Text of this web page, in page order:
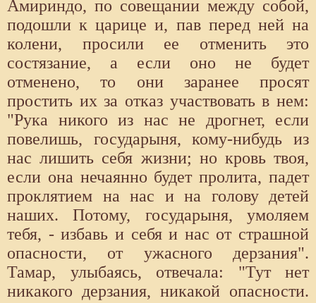
Амириндо, по совещании между собой,
подошли к царице и, пав перед ней на
колени, просили ее отменить это
состязание, а если оно не будет
отменено, то они заранее просят
простить их за отказ участвовать в нем:
"Рука никого из нас не дрогнет, если
повелишь, государыня, кому-нибудь из
нас лишить себя жизни; но кровь твоя,
если она нечаянно будет пролита, падет
проклятием на нас и на голову детей
наших. Потому, государыня, умоляем
тебя, - избавь и себя и нас от страшной
опасности, от ужасного дерзания".
Тамар, улыбаясь, отвечала: "Тут нет
никакого дерзания, никакой опасности.